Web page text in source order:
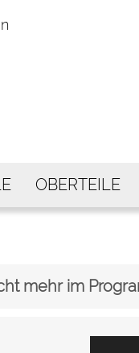
OBERTEILE
mehr im